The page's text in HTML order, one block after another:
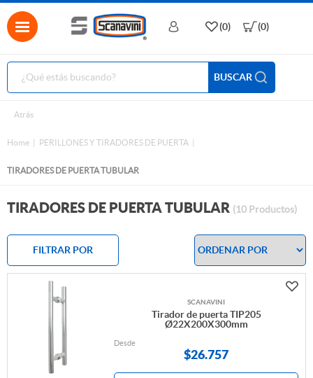
BUSCAR
(0) (0)
Atrás
Home PERILLONES Y TIRADORES DE PUERTA
TIRADORES DE PUERTA TUBULAR
TIRADORES DE PUERTA TUBULAR (10 Productos)
FILTRAR POR
SCANAVINI
Tirador de puerta TIP205
Ø22X200X300mm
Desde
$26.757